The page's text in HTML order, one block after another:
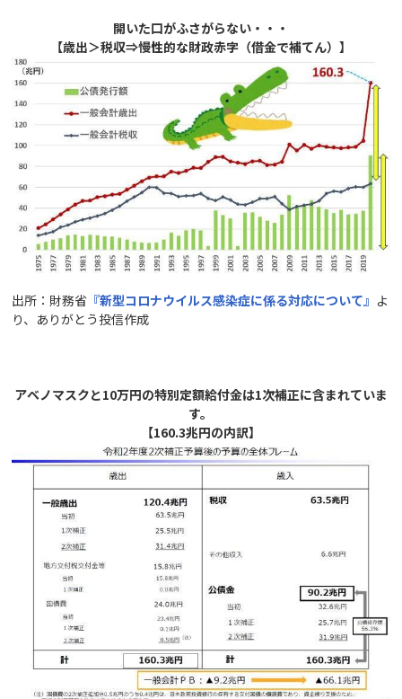
開いた口がふさがらない・・・
【歳出＞税収⇒慢性的な財政赤字（借金で補てん）】
出所：財務省 『新型コロナウイルス感染症に係る対応について』 よ
り、ありがとう投信作成
アベノマスクと10万円の特別定額給付金は1次補正に含まれていま
す。
【160.3兆円の内訳】